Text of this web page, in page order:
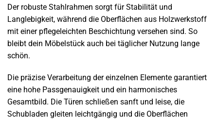
Der robuste Stahlrahmen sorgt für Stabilität und
Langlebigkeit, während die Oberflächen aus Holzwerkstoff
mit einer pflegeleichten Beschichtung versehen sind. So
bleibt dein Möbelstück auch bei täglicher Nutzung lange
schön.
Die präzise Verarbeitung der einzelnen Elemente garantiert
eine hohe Passgenauigkeit und ein harmonisches
Gesamtbild. Die Türen schließen sanft und leise, die
Schubladen gleiten leichtgängig und die Oberflächen